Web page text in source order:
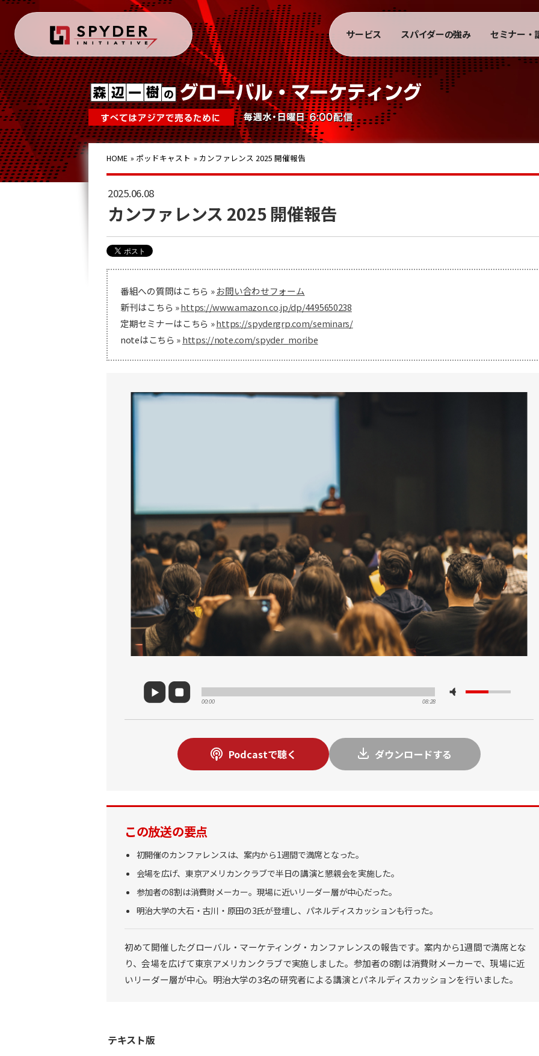
サービス スパイダーの強み セミナー・
HOME » ポッドキャスト » カンファレンス 2025 開催報告
2025.06.08
カンファレンス 2025 開催報告
番組への質問はこちら »お問い合わせフォーム
新刊はこちら »https://www.amazon.co.jp/dp/4495650238
定期セミナーはこちら »https://spydergrp.com/seminars/
noteはこちら »https://note.com/spyder_moribe
00:00 08:28
Podcastで聴く ダウンロードする
この放送の要点
初開催のカンファレンスは、案内から1週間で満席となった。
会場を広げ、東京アメリカンクラブで半日の講演と懇親会を実施した。
参加者の8割は消費財メーカー。現場に近いリーダー層が中心だった。
明治大学の大石・古川・原田の3氏が登壇し、パネルディスカッションも行った。
初めて開催したグローバル・マーケティング・カンファレンスの報告です。案内から1週間で満席とな
り、会場を広げて東京アメリカンクラブで実施しました。参加者の8割は消費財メーカーで、現場に近
いリーダー層が中心。明治大学の3名の研究者による講演とパネルディスカッションを行いました。
テキスト版